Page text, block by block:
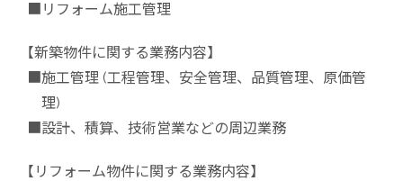
■リフォーム施工管理
【新築物件に関する業務内容】
■施工管理 (工程管理、安全管理、品質管理、原価管
理)
■設計、積算、技術営業などの周辺業務
【リフォーム物件に関する業務内容】